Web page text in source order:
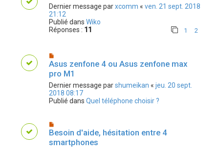
Dernier message parxcomm « ven. 21 sept. 2018
21:12
Publié dans Wiko
Réponses : 11 1 2
Asus zenfone 4 ou Asus zenfone max
pro M1
Dernier message parshumeikan « jeu. 20 sept.
2018 08:17
Publié dans Quel téléphone choisir ?
Besoin d'aide, hésitation entre 4
smartphones